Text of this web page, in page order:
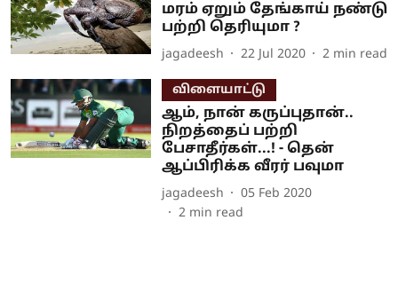
மரம் ஏறும் தேங்காய் நண்டு
பற்றி தெரியுமா ?
jagadeesh 22 Jul 2020 2 min read
விளையாட்டு
ஆம், நான் கருப்புதான்..
நிறத்தைப் பற்றி
பேசாதீர்கள்...! - தென்
ஆப்பிரிக்க வீரர் பவுமா
jagadeesh
05 Feb 2020
2 min read